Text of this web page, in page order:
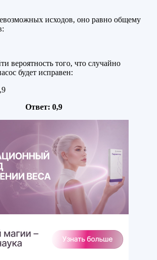
исходов, оно равно общему
вероятность того, что случайно
будет исправен:
Ответ: 0,9